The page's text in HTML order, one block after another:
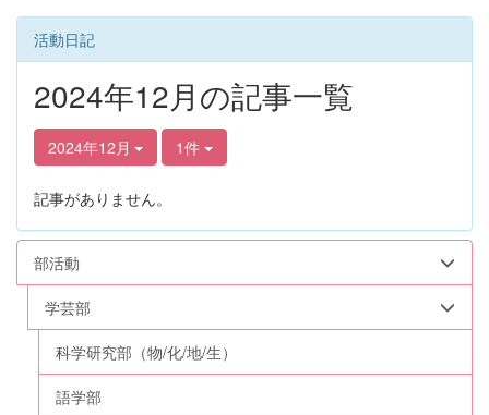
活動日記
2024年12月の記事一覧
2024年12月 1件
記事がありません。
部活動
学芸部
科学研究部（物/化/地/生）
語学部